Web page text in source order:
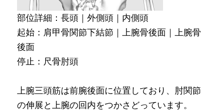
部位詳細：長頭｜外側頭｜内側頭
起始：肩甲骨関節下結節｜上腕骨後面｜上腕骨
後面
停止：尺骨肘頭
上腕三頭筋は前腕後面に位置しており、肘関節
の伸展と上腕の回内をつかさどっています。